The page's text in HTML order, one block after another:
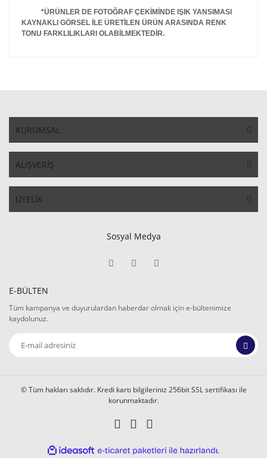
*ÜRÜNLER DE FOTOĞRAF ÇEKİMİNDE IŞIK YANSIMASI
KAYNAKLI GÖRSEL İLE ÜRETİLEN ÜRÜN ARASINDA RENK
TONU FARKLILIKLARI OLABİLMEKTEDİR.
KURUMSAL
ALIŞVERİŞ
ÜYELİK
Sosyal Medya
E-BÜLTEN
Tüm kampanya ve duyurulardan haberdar olmak için e-bültenimize
kaydolunuz.
© Tüm hakları saklıdır. Kredi kartı bilgileriniz 256bit SSL sertifikası ile
korunmaktadır.
ideasoft
e-